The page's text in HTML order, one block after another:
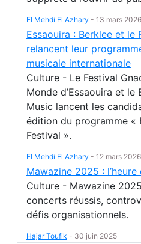
El Mehdi El Azhary - 13 mars 2026
Essaouira : Berklee et le
relancent leur
musicale internationale
Culture - Le Festival
Monde d’Essaouira et
Music lancent les
édition du programme «
Festival ».
El Mehdi El Azhary - 12 mars 2026
Mawazine 2025 : l’heure
Culture - Mawazine
concerts réussis,
défis organisationnels.
Hajar Toufik - 30 juin 2025